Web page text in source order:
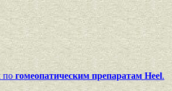
погомеопатическим препаратам Heel.